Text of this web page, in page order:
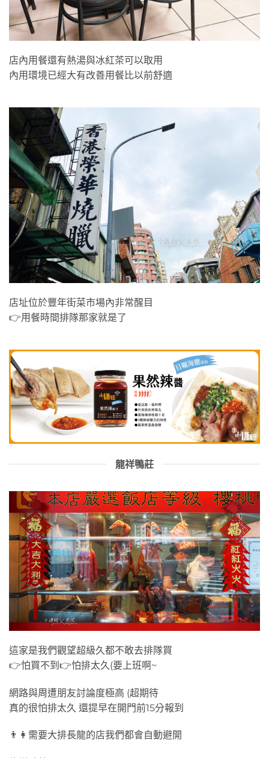
店內用餐還有熱湯與冰紅茶可以取用
內用環境已經大有改善用餐比以前舒適
店址位於豐年街菜市場內非常醒目
👉用餐時間排隊那家就是了
龍祥鴨莊
這家是我們觀望超級久都不敢去排隊買
👉怕買不到👉怕排太久(要上班啊~
網路與周遭朋友討論度極高 (超期待
真的很怕排太久 還提早在開門前15分報到
👨👩需要大排長龍的店我們都會自動避開